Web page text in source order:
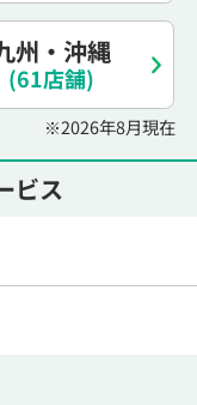
ビス
州・沖縄
(61店舗)
※2026年8月現在